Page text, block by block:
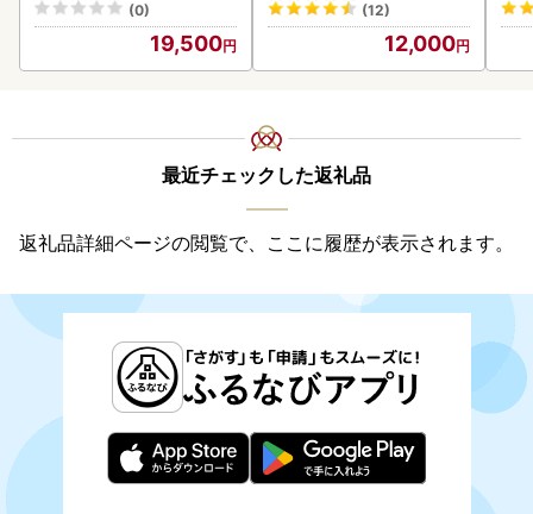
(0)
19,500
(12)
12,000
最近チェックした返礼品
返礼品詳細ページの閲覧で、ここに履歴が表示されます。